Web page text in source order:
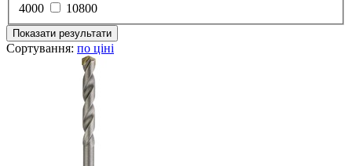
4000
10800
Показати результати
Сортування: по ціні